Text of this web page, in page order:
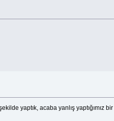
yaptık, acaba yanlış yaptığımız